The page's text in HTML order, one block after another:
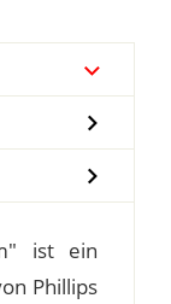
ist ein
Phillips